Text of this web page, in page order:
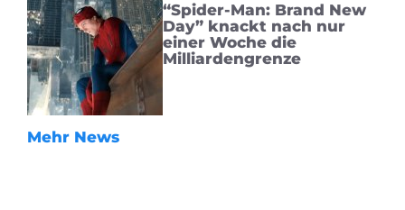
“Spider-Man: Brand New
Day” knackt nach nur
einer Woche die
Milliardengrenze
Mehr News